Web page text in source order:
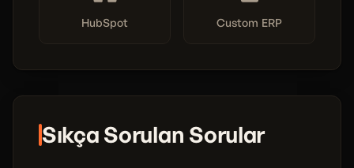
HubSpot Custom ERP
Sıkça Sorulan Sorular